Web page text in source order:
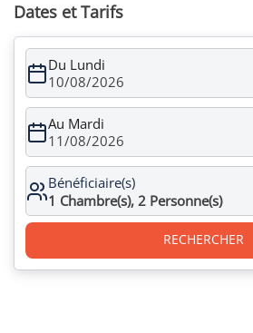
Dates et Tarifs
Du Lundi
10/08/2026
Au Mardi
11/08/2026
Bénéficiaire(s)
1 Chambre(s), 2 Personne(s)
RECHERCHER